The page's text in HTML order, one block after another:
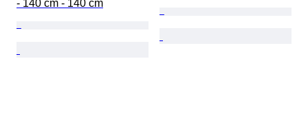
- 140 cm - 140 cm